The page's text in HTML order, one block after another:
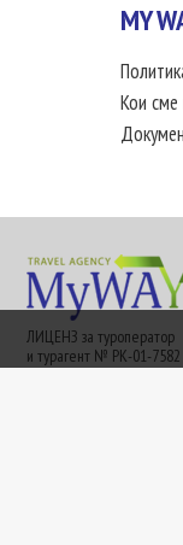
MY
Кои сме
ЛИЦЕНЗ за туроператор
и турагент № РК-01-7582